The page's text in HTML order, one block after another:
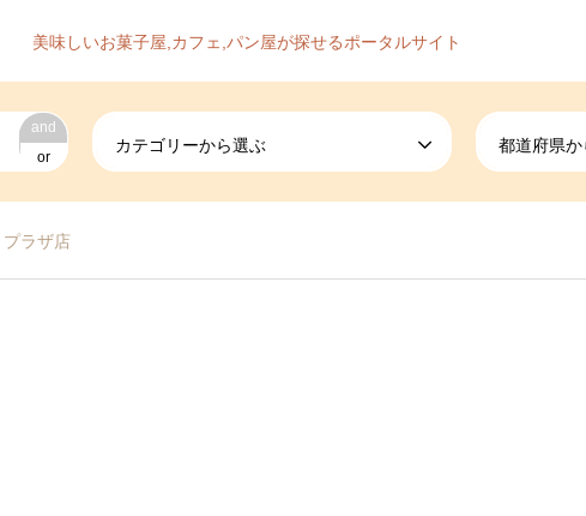
美味しいお菓子屋,カフェ,パン屋が探せるポータルサイト
and
or
カテゴリーから選ぶ 都道府県か
ラザ店